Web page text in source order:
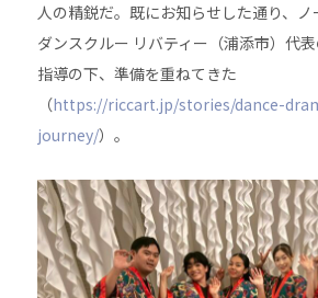
人の精鋭だ。既にお知らせした通り、
ダンスクルー リバティー（浦添市）代
指導の下、準備を重ねてきた
（https://riccart.jp/stories/dance-
journey/）。